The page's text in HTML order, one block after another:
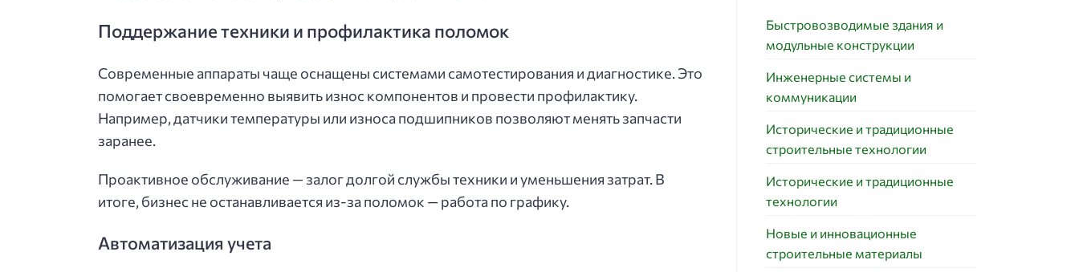
Поддержание техники и профилактика поломок
Современные аппараты чаще оснащены системами самотестирования и диагностике. Это
помогает своевременно выявить износ компонентов и провести профилактику.
Например, датчики температуры или износа подшипников позволяют менять запчасти
заранее.
Проактивное обслуживание — залог долгой службы техники и уменьшения затрат. В
итоге, бизнес не останавливается из-за поломок — работа по графику.
Автоматизация учета
Быстровозводимые здания и
модульные конструкции
Инженерные системы и
коммуникации
Исторические и традиционные
строительные технологии
Исторические и традиционные
технологии
Новые и инновационные
строительные материалы